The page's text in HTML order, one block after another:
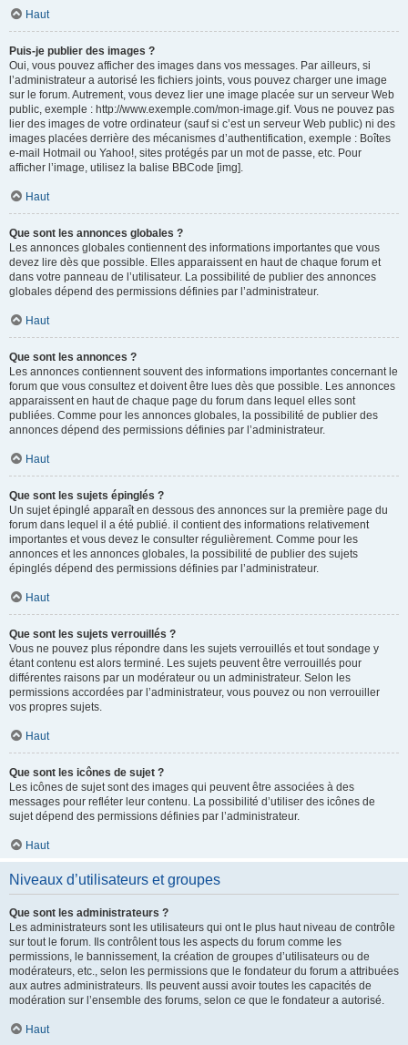
Haut
Puis-je publier des images ?
Oui, vous pouvez afficher des images dans vos messages. Par ailleurs, si
l’administrateur a autorisé les fichiers joints, vous pouvez charger une image
sur le forum. Autrement, vous devez lier une image placée sur un serveur Web
public, exemple : http://www.exemple.com/mon-image.gif. Vous ne pouvez pas
lier des images de votre ordinateur (sauf si c’est un serveur Web public) ni des
images placées derrière des mécanismes d’authentification, exemple : Boîtes
e-mail Hotmail ou Yahoo!, sites protégés par un mot de passe, etc. Pour
afficher l’image, utilisez la balise BBCode [img].
Haut
Que sont les annonces globales ?
Les annonces globales contiennent des informations importantes que vous
devez lire dès que possible. Elles apparaissent en haut de chaque forum et
dans votre panneau de l’utilisateur. La possibilité de publier des annonces
globales dépend des permissions définies par l’administrateur.
Haut
Que sont les annonces ?
Les annonces contiennent souvent des informations importantes concernant le
forum que vous consultez et doivent être lues dès que possible. Les annonces
apparaissent en haut de chaque page du forum dans lequel elles sont
publiées. Comme pour les annonces globales, la possibilité de publier des
annonces dépend des permissions définies par l’administrateur.
Haut
Que sont les sujets épinglés ?
Un sujet épinglé apparaît en dessous des annonces sur la première page du
forum dans lequel il a été publié. il contient des informations relativement
importantes et vous devez le consulter régulièrement. Comme pour les
annonces et les annonces globales, la possibilité de publier des sujets
épinglés dépend des permissions définies par l’administrateur.
Haut
Que sont les sujets verrouillés ?
Vous ne pouvez plus répondre dans les sujets verrouillés et tout sondage y
étant contenu est alors terminé. Les sujets peuvent être verrouillés pour
différentes raisons par un modérateur ou un administrateur. Selon les
permissions accordées par l’administrateur, vous pouvez ou non verrouiller
vos propres sujets.
Haut
Que sont les icônes de sujet ?
Les icônes de sujet sont des images qui peuvent être associées à des
messages pour refléter leur contenu. La possibilité d’utiliser des icônes de
sujet dépend des permissions définies par l’administrateur.
Haut
Niveaux d’utilisateurs et groupes
Que sont les administrateurs ?
Les administrateurs sont les utilisateurs qui ont le plus haut niveau de contrôle
sur tout le forum. Ils contrôlent tous les aspects du forum comme les
permissions, le bannissement, la création de groupes d’utilisateurs ou de
modérateurs, etc., selon les permissions que le fondateur du forum a attribuées
aux autres administrateurs. Ils peuvent aussi avoir toutes les capacités de
modération sur l’ensemble des forums, selon ce que le fondateur a autorisé.
Haut